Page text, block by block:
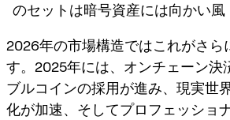
のセットは暗号資産には向かい風
2026年の市場構造ではこれがさら
す。2025年には、オンチェーン決
ブルコインの採用が進み、現実世
化が加速、そしてプロフェッショ